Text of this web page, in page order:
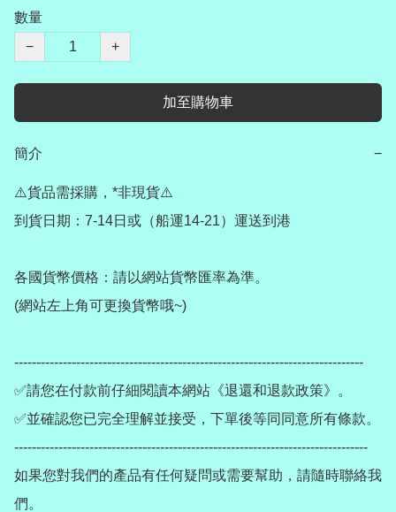
數量
−
+
加至購物車
簡介 −
⚠️貨品需採購，*非現貨⚠️
到貨日期：7-14日或（船運14-21）運送到港
各國貨幣價格：請以網站貨幣匯率為準。
(網站左上角可更換貨幣哦~)
-------------------------------------------------------------------------------
✅請您在付款前仔細閱讀本網站《退還和退款政策》。
✅並確認您已完全理解並接受，下單後等同同意所有條款。
--------------------------------------------------------------------------------
如果您對我們的產品有任何疑問或需要幫助，請隨時聯絡我
們。